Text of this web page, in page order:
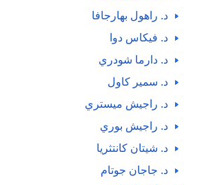
د. راهول بهارجافا
د. فيكاس دوا
د. دارما شودري
د. سمير كاول
د. راجيش ميستري
د. راجيش بوري
د. شيتان كانتثريا
د. جاجان جوتام